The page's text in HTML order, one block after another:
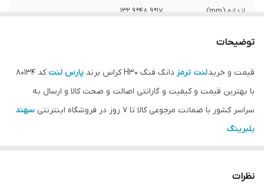
اندازه (mm) 17*48.9*132.9
مدل
توضیحات
قیمت و خریدلنت ترمز دانگ فنگ H30 کراس برند پارس لنت
کد 80134
با بهترین قیمت و کیفیت و گارانتی اصالت و صحت کالا و ارسال به
سراسر کشور با ضمانت مرجوعی کالا تا 7 روز در فروشگاه اینترنتی
سهند
بلبرینگ
نظرات